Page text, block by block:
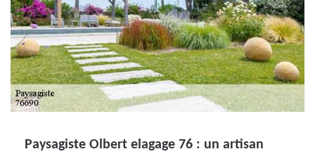
Paysagiste Olbert elagage 76 : un artisan